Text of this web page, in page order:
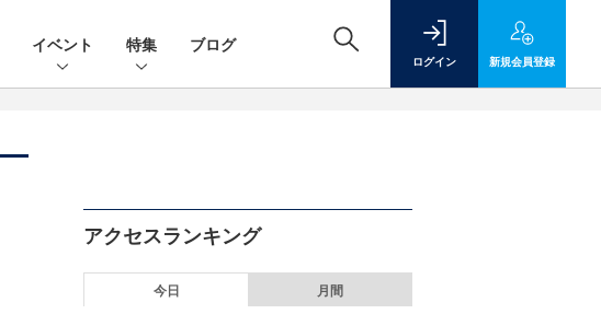
イベント 特集 ブログ
ログイン 新規会員登録
アクセスランキング
今日 月間